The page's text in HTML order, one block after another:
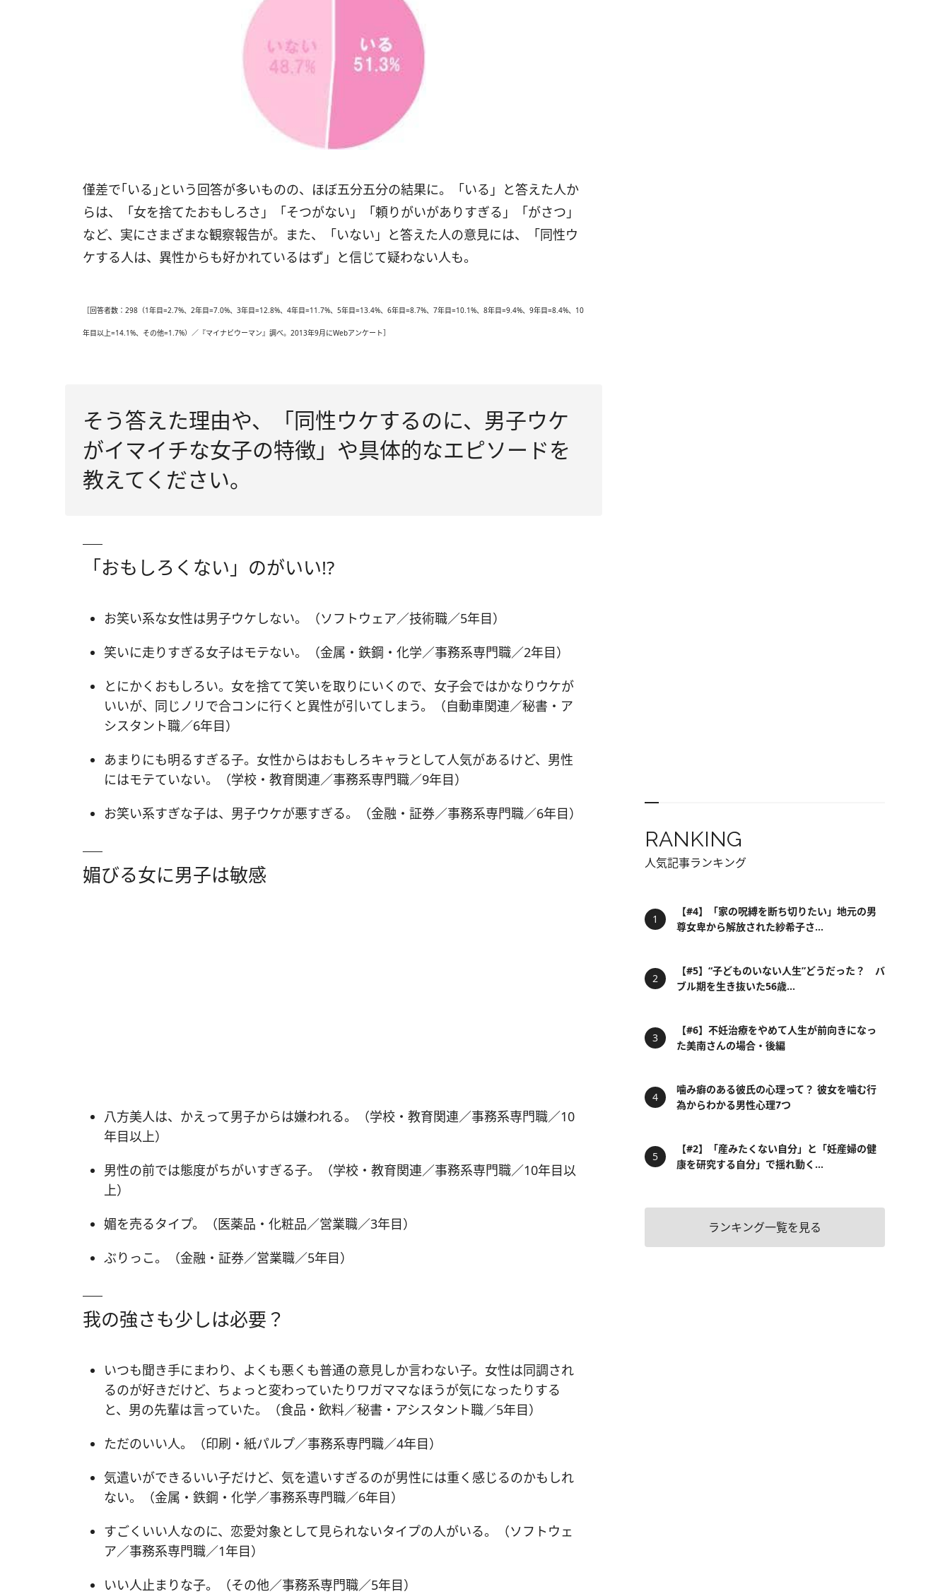
僅差で｢いる｣という回答が多いものの、ほぼ五分五分の結果に。「いる」と答えた人か
らは、「女を捨てたおもしろさ」「そつがない」「頼りがいがありすぎる」「がさつ」
など、実にさまざまな観察報告が。また、「いない」と答えた人の意見には、「同性ウ
ケする人は、異性からも好かれているはず」と信じて疑わない人も。
［回答者数：298（1年目=2.7%、2年目=7.0%、3年目=12.8%、4年目=11.7%、5年目=13.4%、6年目=8.7%、7年目=10.1%、8年目=9.4%、9年目=8.4%、10
年目以上=14.1%、その他=1.7%）／『マイナビウーマン』調べ。2013年9月にWebアンケート］
そう答えた理由や、「同性ウケするのに、男子ウケ
がイマイチな女子の特徴」や具体的なエピソードを
教えてください。
「おもしろくない」のがいい!?
お笑い系な女性は男子ウケしない。（ソフトウェア／技術職／5年目）
笑いに走りすぎる女子はモテない。（金属・鉄鋼・化学／事務系専門職／2年目）
とにかくおもしろい。女を捨てて笑いを取りにいくので、女子会ではかなりウケが
いいが、同じノリで合コンに行くと異性が引いてしまう。（自動車関連／秘書・ア
シスタント職／6年目）
あまりにも明るすぎる子。女性からはおもしろキャラとして人気があるけど、男性
にはモテていない。（学校・教育関連／事務系専門職／9年目）
お笑い系すぎな子は、男子ウケが悪すぎる。（金融・証券／事務系専門職／6年目）
媚びる女に男子は敏感
八方美人は、かえって男子からは嫌われる。（学校・教育関連／事務系専門職／10
年目以上）
男性の前では態度がちがいすぎる子。（学校・教育関連／事務系専門職／10年目以
上）
媚を売るタイプ。（医薬品・化粧品／営業職／3年目）
ぶりっこ。（金融・証券／営業職／5年目）
我の強さも少しは必要？
いつも聞き手にまわり、よくも悪くも普通の意見しか言わない子。女性は同調され
るのが好きだけど、ちょっと変わっていたりワガママなほうが気になったりする
と、男の先輩は言っていた。（食品・飲料／秘書・アシスタント職／5年目）
ただのいい人。（印刷・紙パルプ／事務系専門職／4年目）
気遣いができるいい子だけど、気を遣いすぎるのが男性には重く感じるのかもしれ
ない。（金属・鉄鋼・化学／事務系専門職／6年目）
すごくいい人なのに、恋愛対象として見られないタイプの人がいる。（ソフトウェ
ア／事務系専門職／1年目）
いい人止まりな子。（その他／事務系専門職／5年目）
RANKING
人気記事ランキング
【#4】「家の呪縛を断ち切りたい」地元の男
尊女卑から解放された紗希子さ...
【#5】“子どものいない人生”どうだった？ バ
ブル期を生き抜いた56歳...
【#6】不妊治療をやめて人生が前向きになっ
た美南さんの場合・後編
噛み癖のある彼氏の心理って？ 彼女を噛む行
為からわかる男性心理7つ
【#2】「産みたくない自分」と「妊産婦の健
康を研究する自分」で揺れ動く...
ランキング一覧を見る